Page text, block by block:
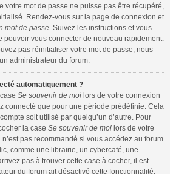
votre mot de passe ne puisse pas être récupéré,
Rendez-vous sur la page de connexion et
mot de passe. Suivez les instructions et vous
pouvoir vous connecter de nouveau rapidement.
pas réinitialiser votre mot de passe, nous
administrateur du forum.
automatiquement ?
Se souvenir de moi lors de votre connexion
connecté que pour une période prédéfinie. Cela
soit utilisé par quelqu’un d’autre. Pour
la case Se souvenir de moi lors de votre
pas recommandé si vous accédez au forum
comme une librairie, un cybercafé, une
pas à trouver cette case à cocher, il est
du forum ait désactivé cette fonctionnalité.